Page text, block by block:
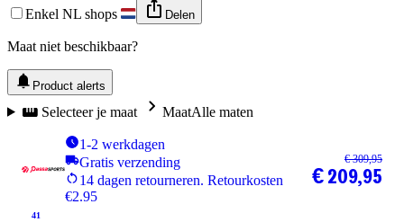
Enkel NL shops Delen
Maat niet beschikbaar?
Product alerts
Selecteer je maat MaatAlle maten
1-2 werkdagen
Gratis verzending
14 dagen retourneren. Retourkosten
€2.95
41
€ 309,95
€ 209,95